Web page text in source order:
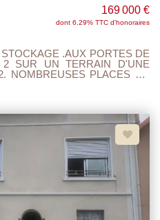
169 000 €
dont 6.29% TTC d'honoraires
.AUX PORTES DE
SUR UN TERRAIN D'UNE
NOMBREUSES PLACES DE